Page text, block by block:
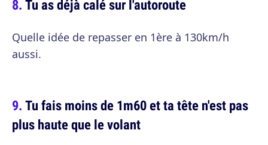
Tu as déjà calé sur l'autoroute
Quelle idée de repasser en 1ère à 130km/h
aussi.
Tu fais moins de 1m60 et ta tête n'est pas
plus haute que le volant